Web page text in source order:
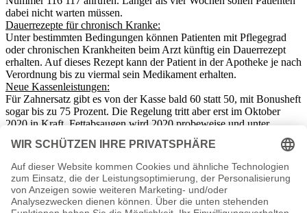
dabei nicht warten müssen.
Dauerrezepte für chronisch Kranke:
Unter bestimmten Bedingungen können Patienten mit Pflegegrad
oder chronischen Krankheiten beim Arzt künftig ein Dauerrezept
erhalten. Auf dieses Rezept kann der Patient in der Apotheke je nach
Verordnung bis zu viermal sein Medikament erhalten.
Neue Kassenleistungen:
Für Zahnersatz gibt es von der Kasse bald 60 statt 50, mit Bonusheft
sogar bis zu 75 Prozent. Die Regelung tritt aber erst im Oktober
2020 in Kraft. Fettabsaugen wird 2020 probeweise und unter
bestimmten Bedingungen Kassenleistung.
Vorsorge-Untersuchungen:
Frauen im Alter zwischen 20 und 65 werden ab 2020 alle fünf Jahre
per Post zu einer Früherkennungs-Untersuchung auf
Gebärmutterhalskrebs eingeladen. Für Frauen zwischen 20 und 34
gibt es einmal jährlich den sogenannten Pap-Test. Ab 35 soll eine
neue, alle drei Jahre angebotene Kombinationsuntersuchung den